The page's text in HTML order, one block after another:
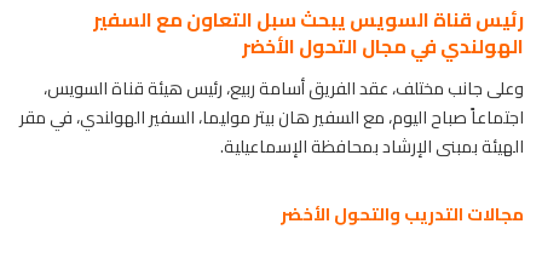
رئيس قناة السويس يبحث سبل التعاون مع السفير
الهولندي في مجال التحول الأخضر
وعلى جانب مختلف، عقد الفريق أسامة ربيع، رئيس هيئة قناة السويس،
اجتماعاً صباح اليوم، مع السفير هان بيتر موليما، السفير الهولندي، في مقر
الهيئة بمبنى الإرشاد بمحافظة الإسماعيلية.
مجالات التدريب والتحول الأخضر